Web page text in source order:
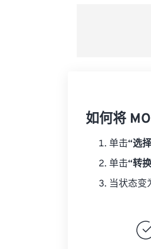
如何将
单击“选
单击“转
当状态变